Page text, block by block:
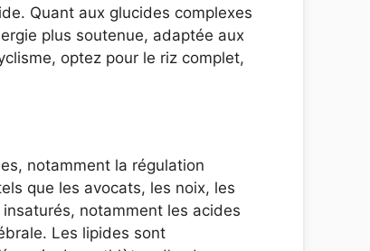
Quant aux glucides complexes
plus soutenue, adaptée aux
optez pour le riz complet,
notamment la régulation
que les avocats, les noix, les
notamment les acides
Les lipides sont